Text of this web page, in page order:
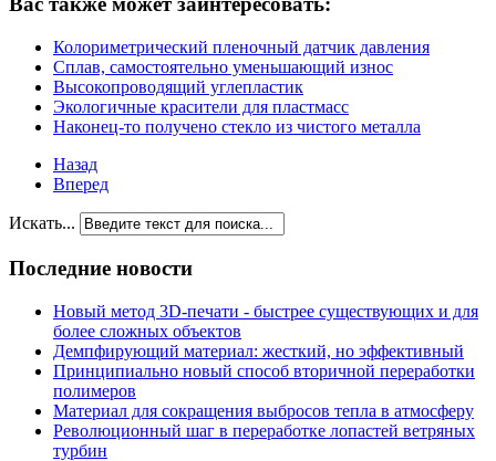
Колориметрический пленочный датчик давления
Сплав, самостоятельно уменьшающий износ
Высокопроводящий углепластик
Экологичные красители для пластмасс
Наконец-то получено стекло из чистого металла
Назад
Вперед
Искать...
Последние новости
Новый метод 3D-печати - быстрее существующих и для
более сложных объектов
Демпфирующий материал: жесткий, но эффективный
Принципиально новый способ вторичной переработки
полимеров
Материал для сокращения выбросов тепла в атмосферу
Революционный шаг в переработке лопастей ветряных
турбин